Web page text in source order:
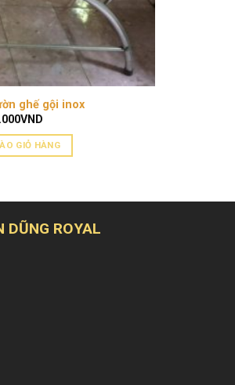
ghế gội inox
VND
GIỎ HÀNG
DŨNG ROYAL